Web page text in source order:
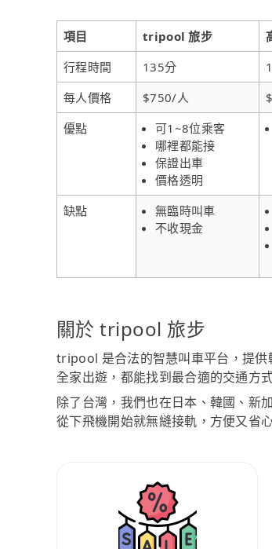
項目 tripool 旅步
行程時間
135分
每人價格
$750/人
優點
可1~8位乘客
哪裡都能接
保證出車
價格透明
缺點
無臨時叫車
不收現金
關於 tripool 旅步
tripool 是合法的智慧叫車平台，提供
全家出遊，都能找到最合適的交通方
除了台灣，我們也在日本、韓國、新
從下飛機開始就無縫接軌，方便又省